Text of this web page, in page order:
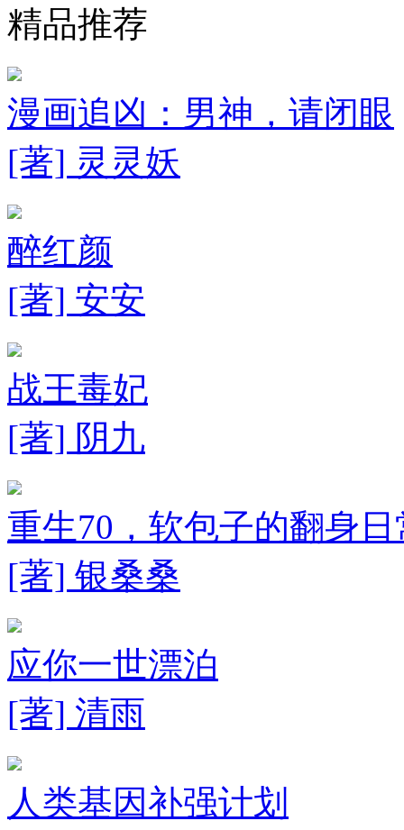
精品推荐
漫画追凶：男神，请闭眼
[著] 灵灵妖
醉红颜
[著] 安安
战王毒妃
[著] 阴九
重生70，软包子的翻身日
[著] 银桑桑
应你一世漂泊
[著] 清雨
人类基因补强计划